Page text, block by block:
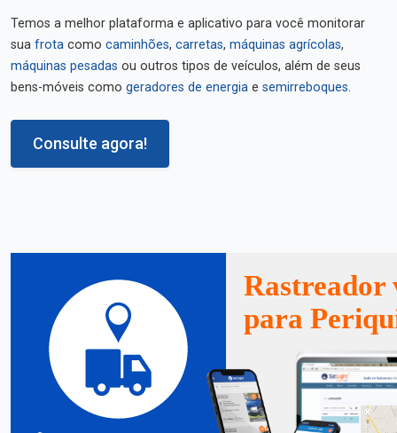
Temos a melhor plataforma e aplicativo para você monitorar
sua frota como caminhões, carretas, máquinas agrícolas,
máquinas pesadas ou outros tipos de veículos, além de seus
bens-móveis como geradores de energia e semirreboques.
Consulte agora!
Rastreador
para